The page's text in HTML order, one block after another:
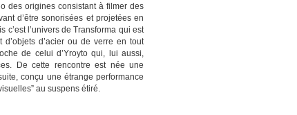
des origines consistant à filmer des
d’être sonorisées et projetées en
l’univers de Transforma qui est
d’acier ou de verre en tout
de celui d’Yroyto qui, lui aussi,
De cette rencontre est née une
conçu une étrange performance
au suspens étiré.